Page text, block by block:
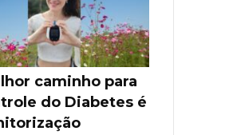
caminho para
do Diabetes é